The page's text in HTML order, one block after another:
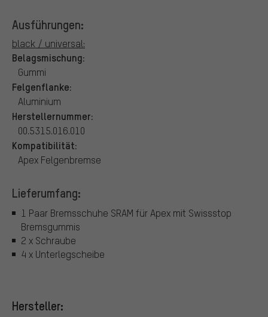
Ausführungen:
black / universal:
Belagsmischung:
Gummi
Felgenflanke:
Aluminium
Herstellernummer:
00.5315.016.010
Kompatibilität:
Apex Felgenbremse
Lieferumfang:
1 Paar Bremsschuhe SRAM für Apex mit Swissstop
Bremsgummis
2 x Schraube
4 x Unterlegscheibe
Hersteller: